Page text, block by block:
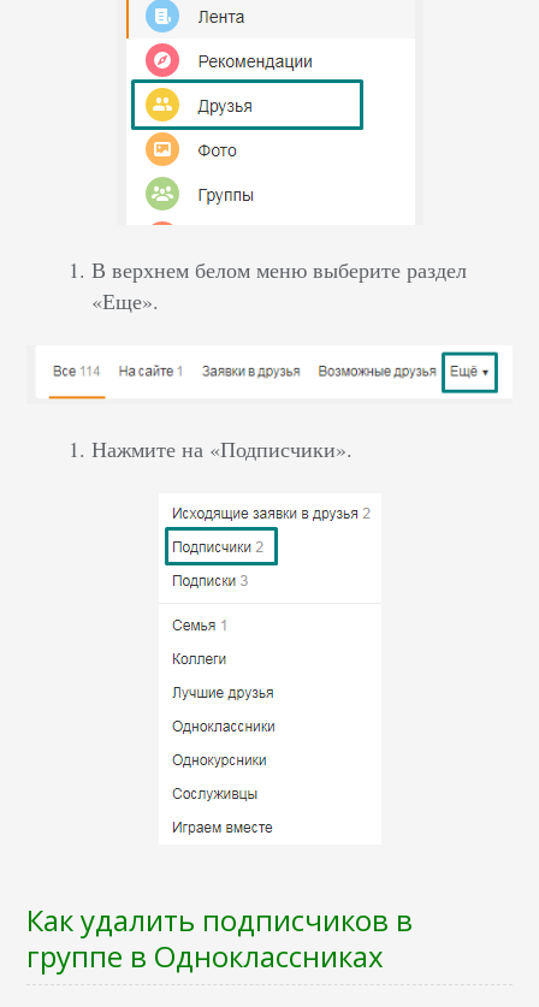
В верхнем белом меню выберите раздел
«Еще».
Нажмите на «Подписчики».
Как удалить подписчиков в
группе в Одноклассниках